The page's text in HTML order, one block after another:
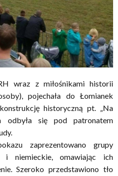
wraz z miłośnikami historii
pojechała do Łomianek
historyczną pt. „Na
odbyła się pod patronatem
zaprezentowano grupy
i niemieckie, omawiając ich
Szeroko przedstawiono tło